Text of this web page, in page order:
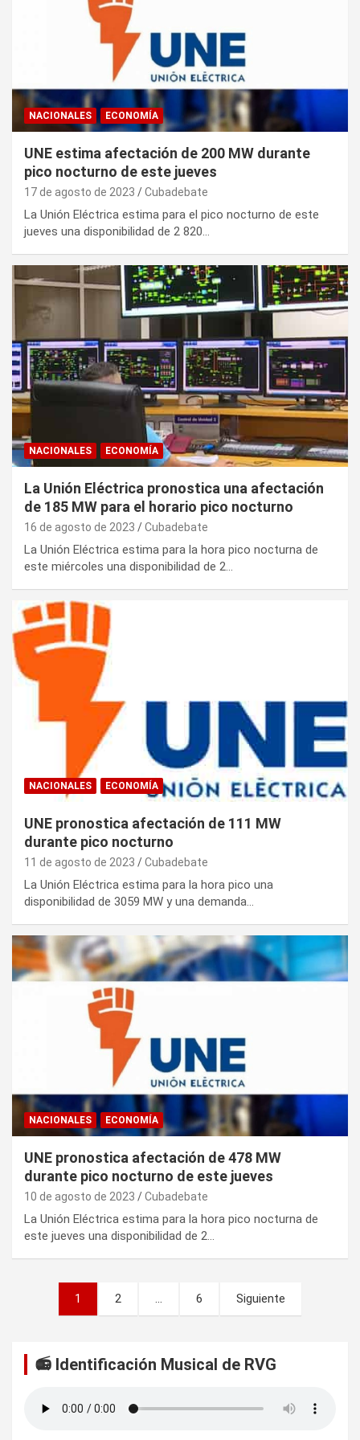
NACIONALES ECONOMÍA
UNE estima afectación de 200 MW durante
pico nocturno de este jueves
17 de agosto de 2023 Cubadebate
La Unión Eléctrica estima para el pico nocturno de este
jueves una disponibilidad de 2 820…
NACIONALES ECONOMÍA
La Unión Eléctrica pronostica una afectación
de 185 MW para el horario pico nocturno
16 de agosto de 2023 Cubadebate
La Unión Eléctrica estima para la hora pico nocturna de
este miércoles una disponibilidad de 2…
NACIONALES ECONOMÍA
UNE pronostica afectación de 111 MW
durante pico nocturno
11 de agosto de 2023 Cubadebate
La Unión Eléctrica estima para la hora pico una
disponibilidad de 3059 MW y una demanda…
NACIONALES ECONOMÍA
UNE pronostica afectación de 478 MW
durante pico nocturno de este jueves
10 de agosto de 2023 Cubadebate
La Unión Eléctrica estima para la hora pico nocturna de
este jueves una disponibilidad de 2…
1 2 … 6 Siguiente
📻 Identificación Musical de RVG